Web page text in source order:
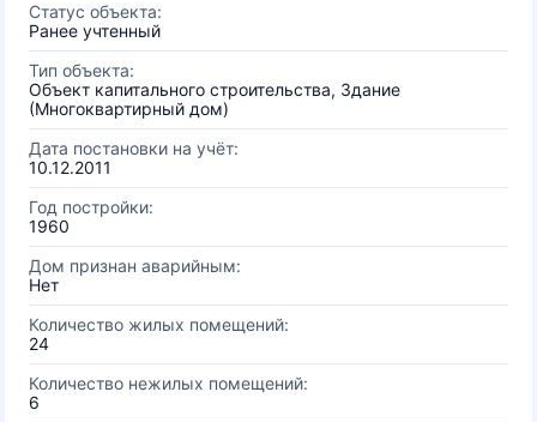
Статус объекта:
Ранее учтенный
Тип объекта:
Объект капитального строительства, Здание
(Многоквартирный дом)
Дата постановки на учёт:
10.12.2011
Год постройки:
1960
Дом признан аварийным:
Нет
Количество жилых помещений:
24
Количество нежилых помещений:
6